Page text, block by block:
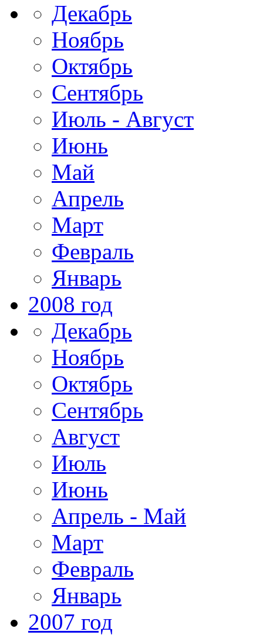
Декабрь
Ноябрь
Октябрь
Сентябрь
Июль - Август
Июнь
Май
Апрель
Март
Февраль
Январь
2008 год
Декабрь
Ноябрь
Октябрь
Сентябрь
Август
Июль
Июнь
Апрель - Май
Март
Февраль
Январь
2007 год